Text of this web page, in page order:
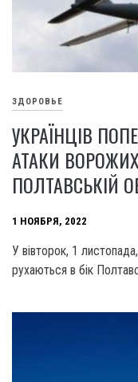
ЗДОРОВЬЕ
УКРАЇНЦІВ
АТАКИ
ПОЛТАВСЬКІЙ
1 НОЯБРЯ, 2022
У вівторок, 1 листопада,
рухаються в бік